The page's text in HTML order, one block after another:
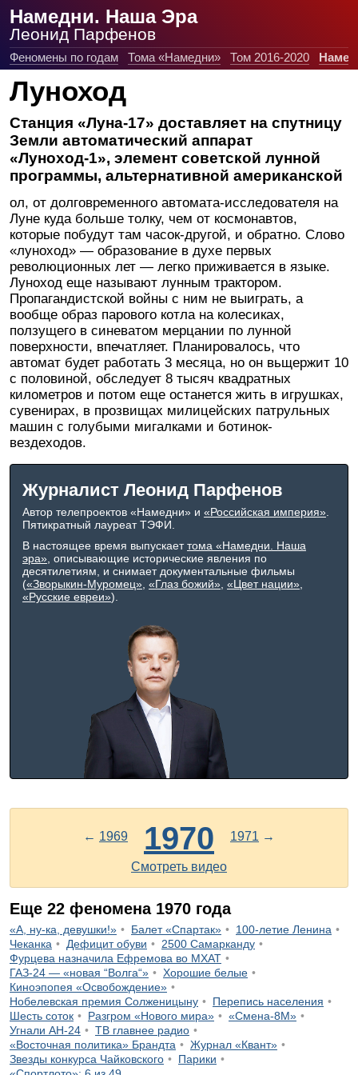
Намедни. Наша Эра
Леонид Парфенов
Феномены по годам Тома «Намедни» Том 2016-2020
Луноход
Станция «Луна-17» доставляет на спутницу
Земли автоматический аппарат
«Луноход-1», элемент советской лунной
программы, альтернативной американской
ол, от долговременного автомата-исследователя на
Луне куда больше толку, чем от космонавтов,
которые побудут там часок-другой, и обратно. Слово
«луноход» — образование в духе первых
революционных лет — легко приживается в языке.
Луноход еще называют лунным трактором.
Пропагандистской войны с ним не выиграть, а
вообще образ парового котла на колесиках,
ползущего в синеватом мерцании по лунной
поверхности, впечатляет. Планировалось, что
автомат будет работать 3 месяца, но он вьщержит 10
с половиной, обследует 8 тысяч квадратных
километров и потом еще останется жить в игрушках,
сувенирах, в прозвищах милицейских патрульных
машин с голубыми мигалками и ботинок-
вездеходов.
Журналист Леонид Парфенов
Автор телепроектов «Намедни» и «Российская империя»
Пятикратный лауреат ТЭФИ.
В настоящее время выпускает тома «Намедни. Наша
эра» , описывающие исторические явления по
десятилетиям, и снимает документальные фильмы
(«Зворыкин-Муромец» «Глаз божий» «Цвет нации»
«Русские евреи»).
← 1969 1970 1971 →
Смотреть видео
Еще 22 феномена 1970 года
«А, ну-ка, девушки!» Балет «Спартак»
100-летие Ленина
Чеканка
Дефицит обуви
2500 Самарканду
Фурцева назначила Ефремова во МХАТ
ГАЗ-24 — «новая “Волга“»
Хорошие белые
Киноэпопея «Освобождение»
Нобелевская премия Солженицыну
Перепись населения
Шесть соток
Разгром «Нового мира»
«Смена-8М»
Угнали АН-24
ТВ главнее радио
«Восточная политика» Брандта
Журнал «Квант»
Звезды конкурса Чайковского
Парики